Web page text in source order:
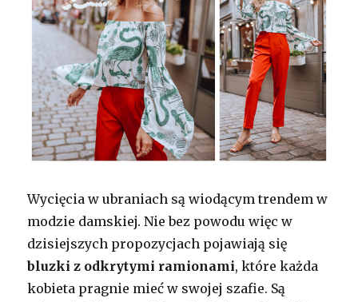
Wycięcia w ubraniach są wiodącym trendem w
modzie damskiej. Nie bez powodu więc w
dzisiejszych propozycjach pojawiają się
bluzki z odkrytymi ramionami, które każda
kobieta pragnie mieć w swojej szafie. Są